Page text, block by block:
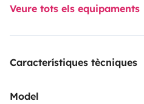
Veure tots els equipaments
Característiques tècniques
Model